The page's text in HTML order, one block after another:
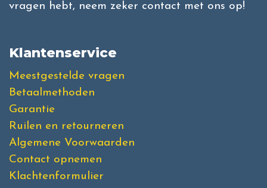
vragen hebt, neem zeker contact met ons op!
Klantenservice
Meestgestelde vragen
Betaalmethoden
Garantie
Ruilen en retourneren
Algemene Voorwaarden
Contact opnemen
Klachtenformulier